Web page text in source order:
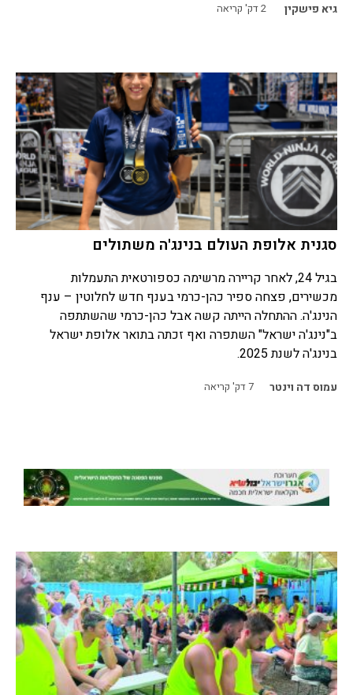
גיא פישקין 2דק' קריאה
סגנית אלופת העולם בנינג'ה משתולים
בגיל 24, לאחר קריירה מרשימה כספורטאית התעמלות
מכשירים, פצחה ספיר כהן-כרמי בענף חדש לחלוטין – ענף
הנינג'ה. ההתחלה הייתה קשה אבל כהן-כרמי שהשתתפה
ב"נינג'ה ישראל" השתפרה ואף זכתה בתואר אלופת ישראל
בנינג'ה לשנת 2025.
עמוס דה וינטר 7דק' קריאה